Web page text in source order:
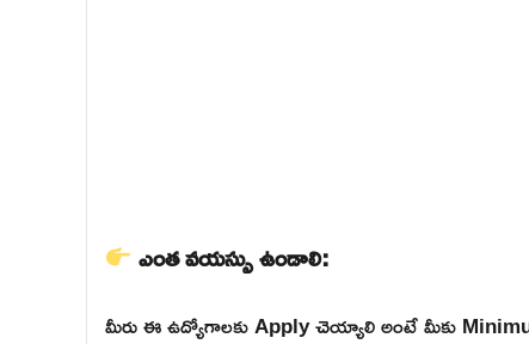
ఎంత వయస్సు ఉండాలి:
మీరు ఈ ఉద్యోగాలకు Apply చెయ్యాలి అంటే మీకు